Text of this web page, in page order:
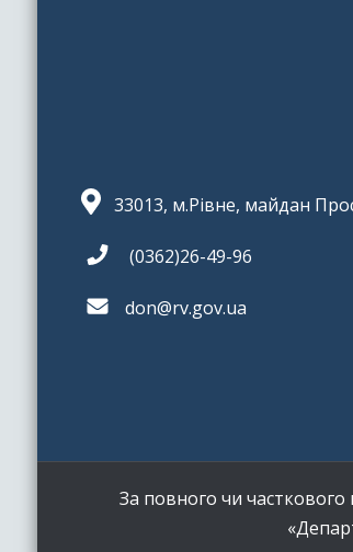
33013, м.Рівне, майдан
(0362)26-49-96
don@rv.gov.ua
За повного чи часткового